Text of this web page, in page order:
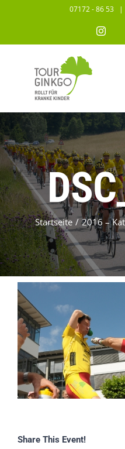
07172 - 86 53 |
Startseite / 2016 –
Share This Event!